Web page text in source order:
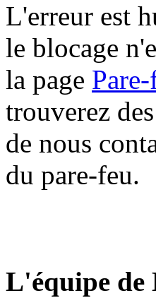
L'erreur est
le blocage
la page
trouverez
de nous
du pare-feu.
L'équipe de